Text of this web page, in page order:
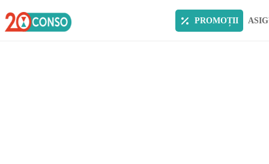
PROMOȚII